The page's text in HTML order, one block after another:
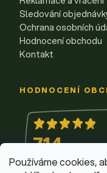
Používáme cookies,
Sledování
Ochrana osobních
Hodnocení obchodu
Kontakt
HODNOCENÍ
714
Milan